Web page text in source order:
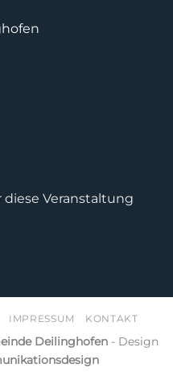
Veranstaltung
IMPRESSUM KONTAKT
Deilinghofen- Design